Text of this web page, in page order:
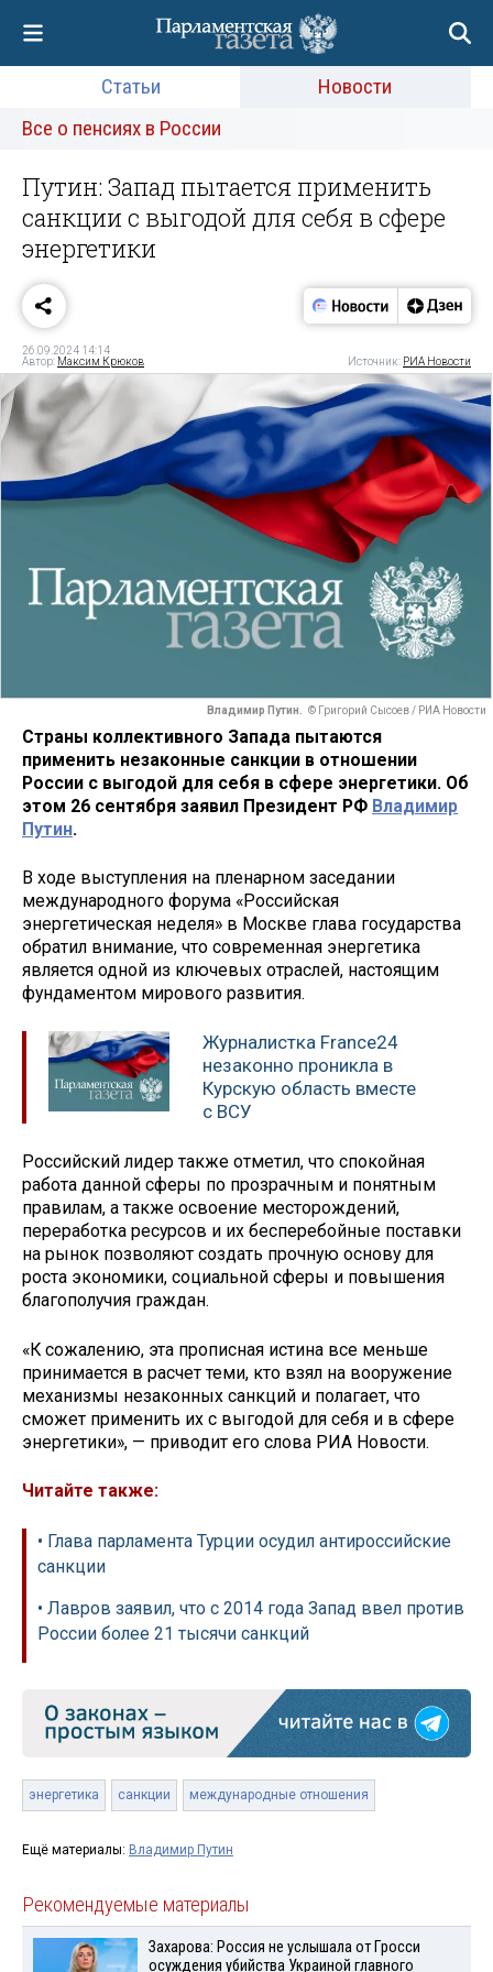
Статьи
Новости
Все о пенсиях в России
Путин: Запад пытается применить
санкции с выгодой для себя в сфере
энергетики
26.09.2024 14:14
Автор: Максим Крюков Источник: РИА Новости
Владимир Путин. © Григорий Сысоев / РИА Новости
Страны коллективного Запада пытаются
применить незаконные санкции в отношении
России с выгодой для себя в сфере энергетики. Об
этом 26 сентября заявил Президент РФ Владимир
Путин.
В ходе выступления на пленарном заседании
международного форума «Российская
энергетическая неделя» в Москве глава государства
обратил внимание, что современная энергетика
является одной из ключевых отраслей, настоящим
фундаментом мирового развития.
Журналистка France24
незаконно проникла в
Курскую область вместе
с ВСУ
Российский лидер также отметил, что спокойная
работа данной сферы по прозрачным и понятным
правилам, а также освоение месторождений,
переработка ресурсов и их бесперебойные поставки
на рынок позволяют создать прочную основу для
роста экономики, социальной сферы и повышения
благополучия граждан.
«К сожалению, эта прописная истина все меньше
принимается в расчет теми, кто взял на вооружение
механизмы незаконных санкций и полагает, что
сможет применить их с выгодой для себя и в сфере
энергетики», — приводит его слова РИА Новости.
Читайте также:
• Глава парламента Турции осудил антироссийские
санкции
• Лавров заявил, что с 2014 года Запад ввел против
России более 21 тысячи санкций
энергетика санкции международные отношения
Ещё материалы: Владимир Путин
Рекомендуемые материалы
Захарова: Россия не услышала от Гросси
осуждения убийства Украиной главного